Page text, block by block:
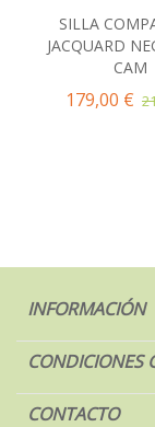
SILLA
JACQUARD
CAM
179,00 €
INFORMACIÓN
CONDICIONES
CONTACTO